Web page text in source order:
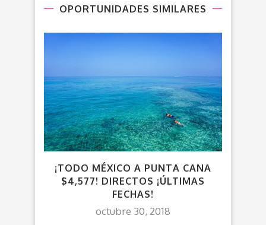
OPORTUNIDADES SIMILARES
¡TODO MÉXICO A PUNTA CANA
$4,577! DIRECTOS ¡ÚLTIMAS
FECHAS!
octubre 30, 2018